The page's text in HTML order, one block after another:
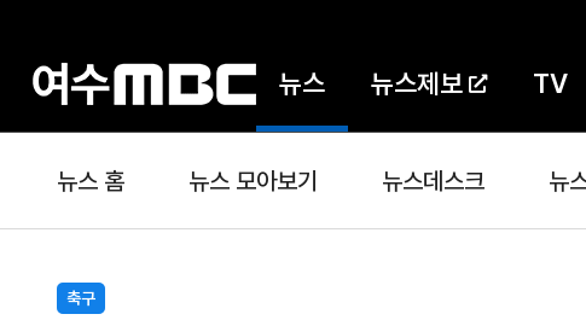
뉴스 뉴스제보 TV
뉴스 홈 뉴스 모아보기 뉴스데스크 뉴
축구